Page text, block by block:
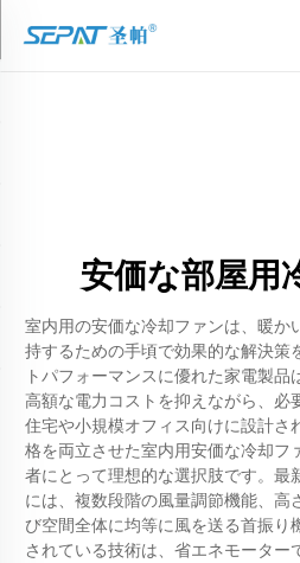
安価な部屋用
室内用の安価な冷却ファンは、暖か
持するための手頃で効果的な解決策
トパフォーマンスに優れた家電製品
高額な電力コストを抑えながら、必
住宅や小規模オフィス向けに設計さ
格を両立させた室内用安価な冷却フ
者にとって理想的な選択肢です。最
には、複数段階の風量調節機能、高
び空間全体に均等に風を送る首振り
されている技術は、省エネモータ